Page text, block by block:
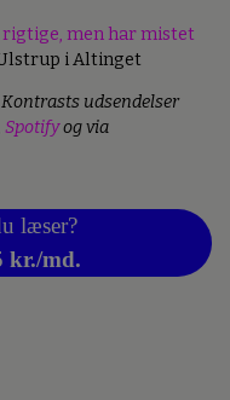
men har mistet
i Altinget
udsendelser
Spotifyog via
læser?
kr./md.